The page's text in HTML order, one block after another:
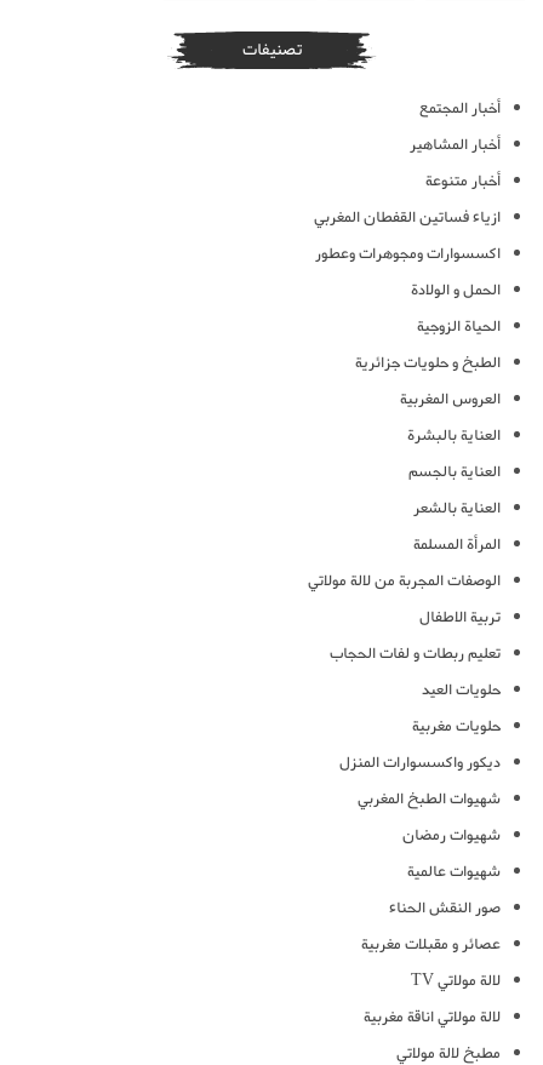
تصنيفات
أخبار المجتمع
أخبار المشاهير
أخبار متنوعة
ازياء فساتين القفطان المغربي
اكسسوارات ومجوهرات وعطور
الحمل و الولادة
الحياة الزوجية
الطبخ و حلويات جزائرية
العروس المغربية
العناية بالبشرة
العناية بالجسم
العناية بالشعر
المرأة المسلمة
الوصفات المجربة من لالة مولاتي
تربية الاطفال
تعليم ربطات و لفات الحجاب
حلويات العيد
حلويات مغربية
ديكور واكسسوارات المنزل
شهيوات الطبخ المغربي
شهيوات رمضان
شهيوات عالمية
صور النقش الحناء
عصائر و مقبلات مغربية
لالة مولاتي TV
لالة مولاتي اناقة مغربية
مطبخ لالة مولاتي